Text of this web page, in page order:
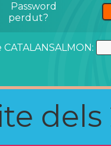
Password
perdut?
dels